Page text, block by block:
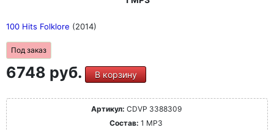
100 Hits Folklore (2014)
Под заказ
6748 руб. В корзину
Артикул: CDVP 3388309
Состав: 1 MP3